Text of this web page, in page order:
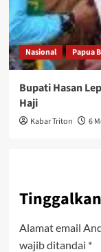
Nasional Papua
Bupati Hasan
Haji
Kabar Triton 6
Alamat email
wajib ditandai *